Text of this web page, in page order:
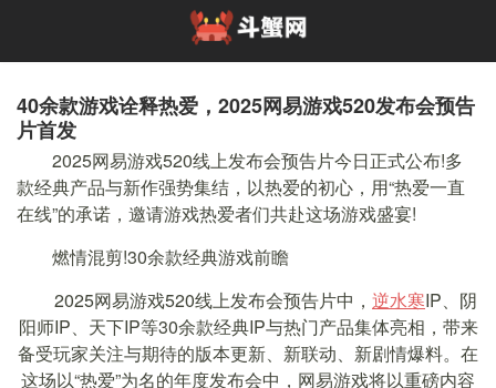
40余款游戏诠释热爱，2025网易游戏520发布会预告
片首发
2025网易游戏520线上发布会预告片今日正式公布!多
款经典产品与新作强势集结，以热爱的初心，用“热爱一直
在线”的承诺，邀请游戏热爱者们共赴这场游戏盛宴!
燃情混剪!30余款经典游戏前瞻
2025网易游戏520线上发布会预告片中， 逆水寒IP、阴
阳师IP、天下IP等30余款经典IP与热门产品集体亮相，带来
备受玩家关注与期待的版本更新、新联动、新剧情爆料。在
这场以“热爱”为名的年度发布会中，网易游戏将以重磅内容